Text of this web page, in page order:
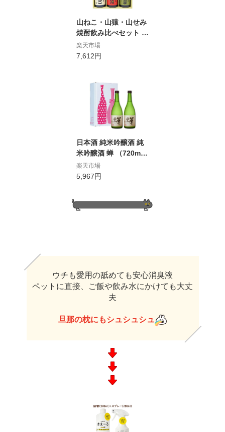
山ねこ・山猿・山せみ
焼酎飲み比べセット 7
20ml×3本 本格焼酎 飲
み比べ セット 小正醸
楽天市場
7,612円
日本酒 純米吟醸酒 純
米吟醸酒 蝉 （720ml×
2本） 一年寝かせた柔
らかな口当たりの辛口
楽天市場
5,967円
​ウチも愛用の舐めても安心消臭液
ペットに直接、ご飯や飲み水にかけても大丈
夫
旦那の枕にもシュシュシュ